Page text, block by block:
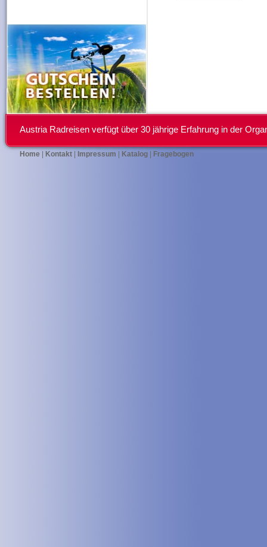
Austria Radreisen verfügt über 30 jährige Erfahrung in der
Home| Kontakt| Impressum Katalog| Fragebogen